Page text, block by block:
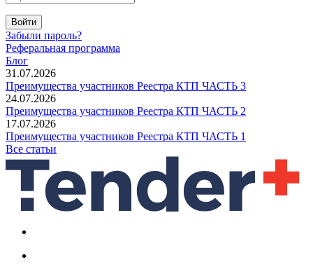
Войти
Забыли пароль?
Реферальная программа
Блог
31.07.2026
Преимущества участников Реестра КТП ЧАСТЬ 3
24.07.2026
Преимущества участников Реестра КТП ЧАСТЬ 2
17.07.2026
Преимущества участников Реестра КТП ЧАСТЬ 1
Все статьи